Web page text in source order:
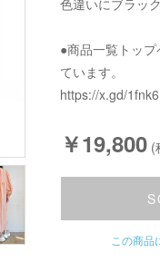
色違いにブラック
●商品一覧トッ
ています。
https://x.gd/1fnk6
￥19,800 (
この商品